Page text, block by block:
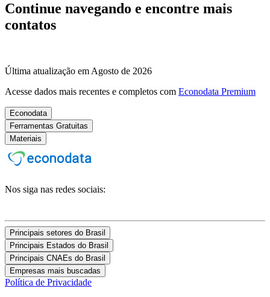
Continue navegando e encontre mais
contatos
Última atualização em Agosto de 2026
Acesse dados mais recentes e completos com Econodata Premium
Econodata
Ferramentas Gratuitas
Materiais
Nos siga nas redes sociais:
Principais setores do Brasil
Principais Estados do Brasil
Principais CNAEs do Brasil
Empresas mais buscadas
Política de Privacidade